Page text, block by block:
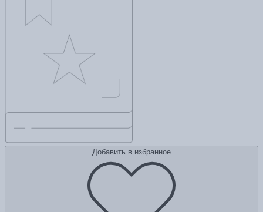
Добавить в избранное